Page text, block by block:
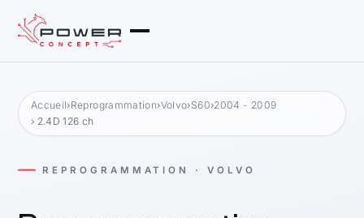
Accueil›Reprogrammation›Volvo›S60›2004 - 2009
› 2.4D 126 ch
REPROGRAMMATION · VOLVO